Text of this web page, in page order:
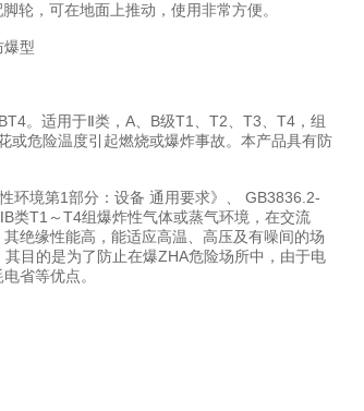
轮，可在地面上推动，使用非常方便。
型
。适用于Ⅱ类，A、B级T1、T2、T3、T4，组
或危险温度引起燃烧或爆炸事故。本产品具有防
环境第1部分：设备 通用要求》、 GB3836.2-
类T1～T4组爆炸性气体或蒸气环境，在交流
绝缘性能高，能适应高温、高压及有噪间的场
目的是为了防止在爆ZHA危险场所中，由于电
省等优点。